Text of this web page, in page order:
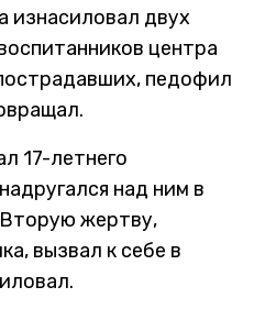
изнасиловал двух
центра
педофил
17-летнего
над ним в
Вторую жертву,
вызвал к себе в